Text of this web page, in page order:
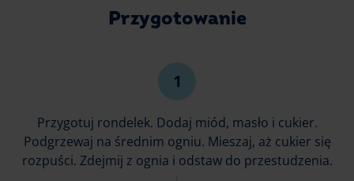
Przygotowanie
Przygotuj rondelek. Dodaj miód, masło i cukier.
Podgrzewaj na średnim ogniu. Mieszaj, aż cukier się
rozpuści. Zdejmij z ognia i odstaw do przestudzenia.